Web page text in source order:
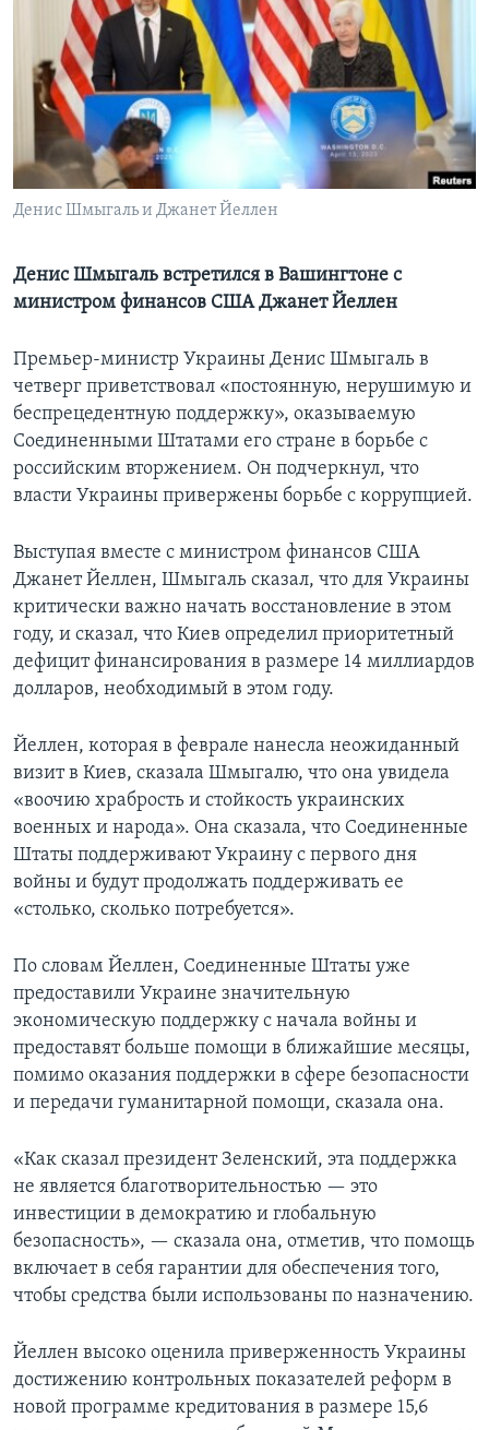
Learning English
СОЦИАЛЬНЫЕ СЕТИ
Языки
Денис Шмыгаль и Джанет Йеллен
Денис Шмыгаль встретился в Вашингтоне с
министром финансов США Джанет Йеллен
Премьер-министр Украины Денис Шмыгаль в
четверг приветствовал «постоянную, нерушимую и
беспрецедентную поддержку», оказываемую
Соединенными Штатами его стране в борьбе с
российским вторжением. Он подчеркнул, что
власти Украины привержены борьбе с коррупцией.
Выступая вместе с министром финансов США
Джанет Йеллен, Шмыгаль сказал, что для Украины
критически важно начать восстановление в этом
году, и сказал, что Киев определил приоритетный
дефицит финансирования в размере 14 миллиардов
долларов, необходимый в этом году.
Йеллен, которая в феврале нанесла неожиданный
визит в Киев, сказала Шмыгалю, что она увидела
«воочию храбрость и стойкость украинских
военных и народа». Она сказала, что Соединенные
Штаты поддерживают Украину с первого дня
войны и будут продолжать поддерживать ее
«столько, сколько потребуется».
По словам Йеллен, Соединенные Штаты уже
предоставили Украине значительную
экономическую поддержку с начала войны и
предоставят больше помощи в ближайшие месяцы,
помимо оказания поддержки в сфере безопасности
и передачи гуманитарной помощи, сказала она.
«Как сказал президент Зеленский, эта поддержка
не является благотворительностью — это
инвестиции в демократию и глобальную
безопасность», — сказала она, отметив, что помощь
включает в себя гарантии для обеспечения того,
чтобы средства были использованы по назначению.
Йеллен высоко оценила приверженность Украины
достижению контрольных показателей реформ в
новой программе кредитования в размере 15,6